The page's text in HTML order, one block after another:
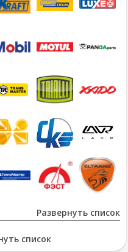
Развернуть список
список